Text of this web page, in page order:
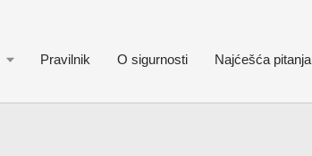
Pravilnik O sigurnosti Najćešća pitanja